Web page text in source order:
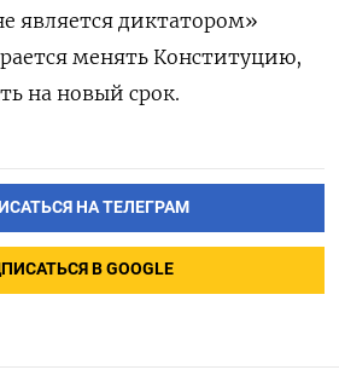
является диктатором»
менять Конституцию,
на новый срок.
НА ТЕЛЕГРАМ
В GOOGLE